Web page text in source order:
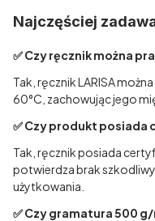
Najczęściej
✅ Czy ręcznik można
Tak, ręcznik LARISA
60°C, zachowując jego
✅ Czy produkt
Tak, ręcznik posiada
potwierdza brak
użytkowania.
✅ Czy gramatura 500